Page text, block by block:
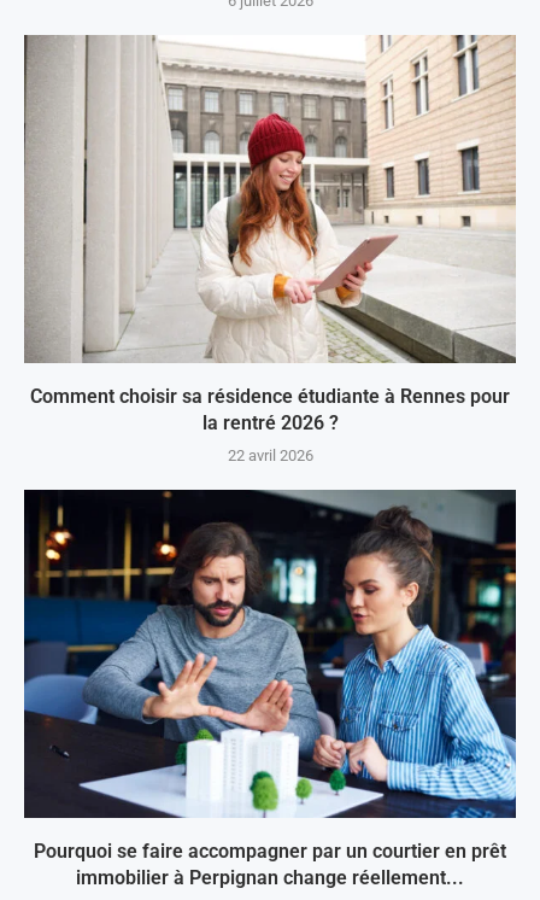
Comment choisir sa résidence étudiante à Rennes pour
la rentré 2026 ?
22 avril 2026
Pourquoi se faire accompagner par un courtier en prêt
immobilier à Perpignan change réellement...